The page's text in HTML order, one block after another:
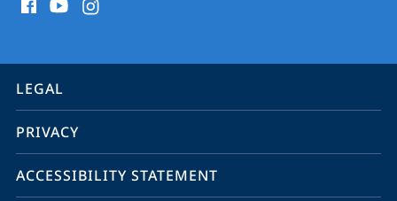
media
information
service
navigation
LEGAL
PRIVACY
ACCESSIBILITY STATEMENT